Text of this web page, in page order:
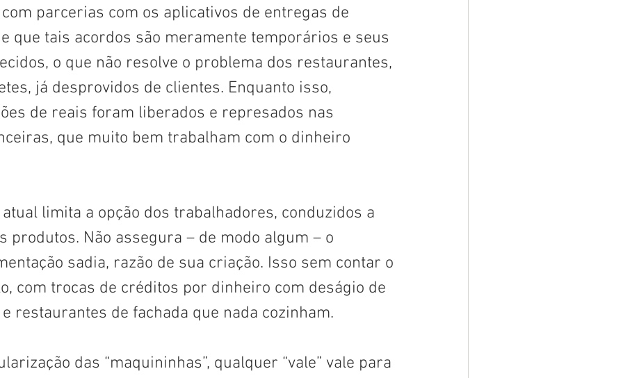
parcerias com os aplicativos de entregas de
que tais acordos são meramente temporários e seus
o que não resolve o problema dos restaurantes,
já desprovidos de clientes. Enquanto isso,
de reais foram liberados e represados nas
que muito bem trabalham com o dinheiro
limita a opção dos trabalhadores, conduzidos a
produtos. Não assegura – de modo algum – o
sadia, razão de sua criação. Isso sem contar o
com trocas de créditos por dinheiro com deságio de
restaurantes de fachada que nada cozinham.
das “maquininhas”, qualquer “vale” vale para